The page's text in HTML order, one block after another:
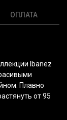
ОПЛАТА
Ibanez
Плавно
от 95